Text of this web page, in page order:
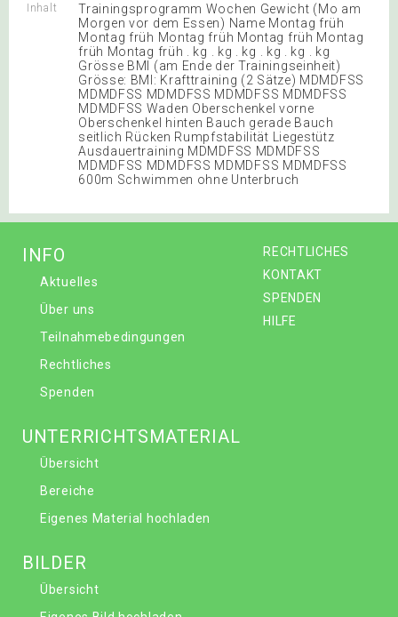
Inhalt
Trainingsprogramm Wochen Gewicht (Mo am
Morgen vor dem Essen) Name Montag früh
Montag früh Montag früh Montag früh Montag
früh Montag früh . kg . kg . kg . kg . kg . kg
Grösse BMI (am Ende der Trainingseinheit)
Grösse: BMI: Krafttraining (2 Sätze) MDMDFSS
MDMDFSS MDMDFSS MDMDFSS MDMDFSS
MDMDFSS Waden Oberschenkel vorne
Oberschenkel hinten Bauch gerade Bauch
seitlich Rücken Rumpfstabilität Liegestütz
Ausdauertraining MDMDFSS MDMDFSS
MDMDFSS MDMDFSS MDMDFSS MDMDFSS
600m Schwimmen ohne Unterbruch
RECHTLICHES
KONTAKT
SPENDEN
HILFE
INFO
Aktuelles
Über uns
Teilnahmebedingungen
Rechtliches
Spenden
UNTERRICHTSMATERIAL
Übersicht
Bereiche
Eigenes Material hochladen
BILDER
Übersicht